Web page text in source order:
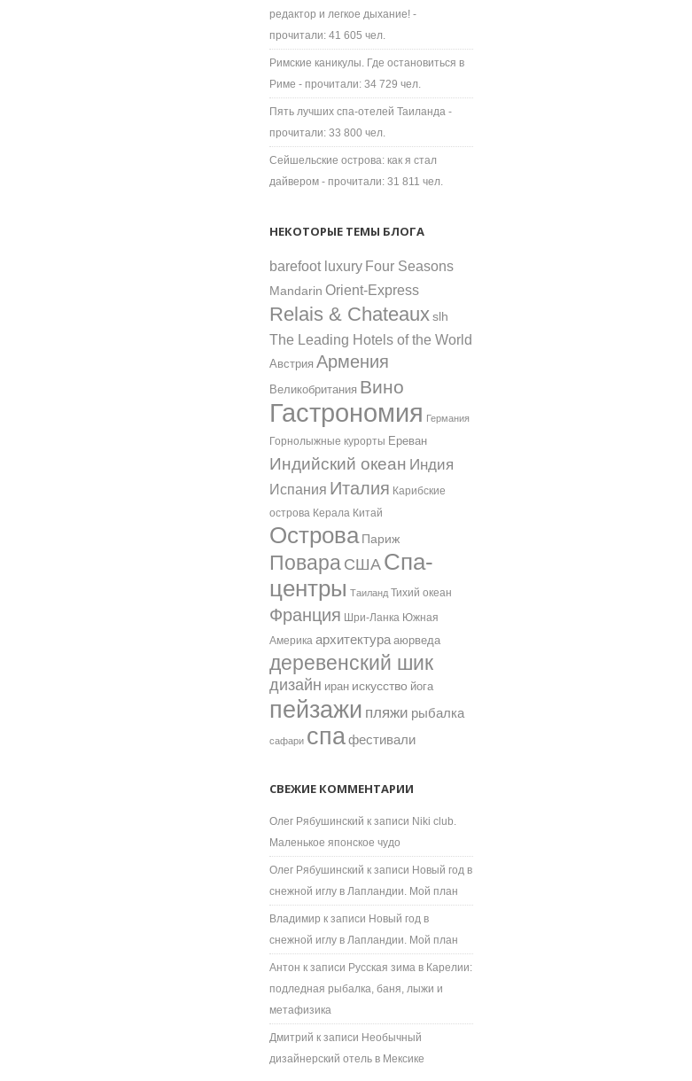
редактор и легкое дыхание! -
прочитали: 41 605 чел.
Римские каникулы. Где остановиться в
Риме - прочитали: 34 729 чел.
Пять лучших спа-отелей Таиланда -
прочитали: 33 800 чел.
Сейшельские острова: как я стал
дайвером - прочитали: 31 811 чел.
НЕКОТОРЫЕ ТЕМЫ БЛОГА
barefoot luxury Four Seasons
Mandarin Orient-Express
Relais & Chateauxslh
The Leading Hotels of the World
Австрия Армения
Великобритания Вино
Гастрономия Германия
Горнолыжные курорты Ереван
Индийский океан Индия
Испания Италия Карибские
острова Керала Китай
Острова Париж
Повара США Спа-
центры Таиланд Тихий океан
Франция Шри-Ланка Южная
Америка архитектура аюрведа
деревенский шик
дизайн иран искусство йога
пейзажи пляжи рыбалка
сафари спафестивали
СВЕЖИЕ КОММЕНТАРИИ
Олег Рябушинский к записи Niki club.
Маленькое японское чудо
Олег Рябушинский к записи Новый год в
снежной иглу в Лапландии. Мой план
Владимир к записи Новый год в
снежной иглу в Лапландии. Мой план
Антон к записи Русская зима в Карелии:
подледная рыбалка, баня, лыжи и
метафизика
Дмитрий к записи Необычный
дизайнерский отель в Мексике